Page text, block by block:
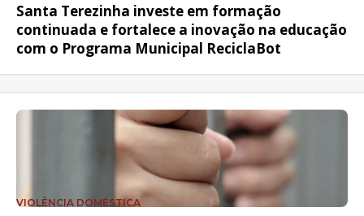
Santa Terezinha investe em formação
continuada e fortalece a inovação na educação
com o Programa Municipal ReciclaBot
VIOLÊNCIA DOMÉSTICA